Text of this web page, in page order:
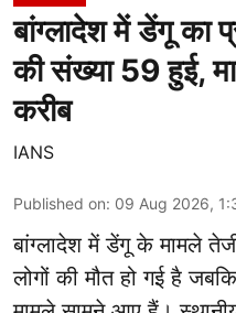
बांग्लादेश में डेंगू का
की संख्या 59 हुई,
करीब
IANS
Published on: 09 Aug 2026,
बांग्लादेश में डेंगू के मामले
लोगों की मौत हो गई है